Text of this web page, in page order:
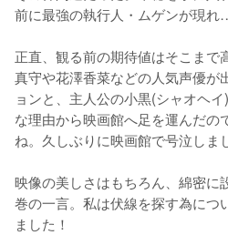
前に最強の執行人・ムゲンが現れ
正直、観る前の期待値はそこまで
真守や花澤香菜などの人気声優が
ョンと、主人公の小黒(シャオヘ
な理由から映画館へ足を運んだ
ね。久しぶりに映画館で号泣しま
映像の美しさはもちろん、綿密に
巻の一言。私は伏線を探す為につ
ました！